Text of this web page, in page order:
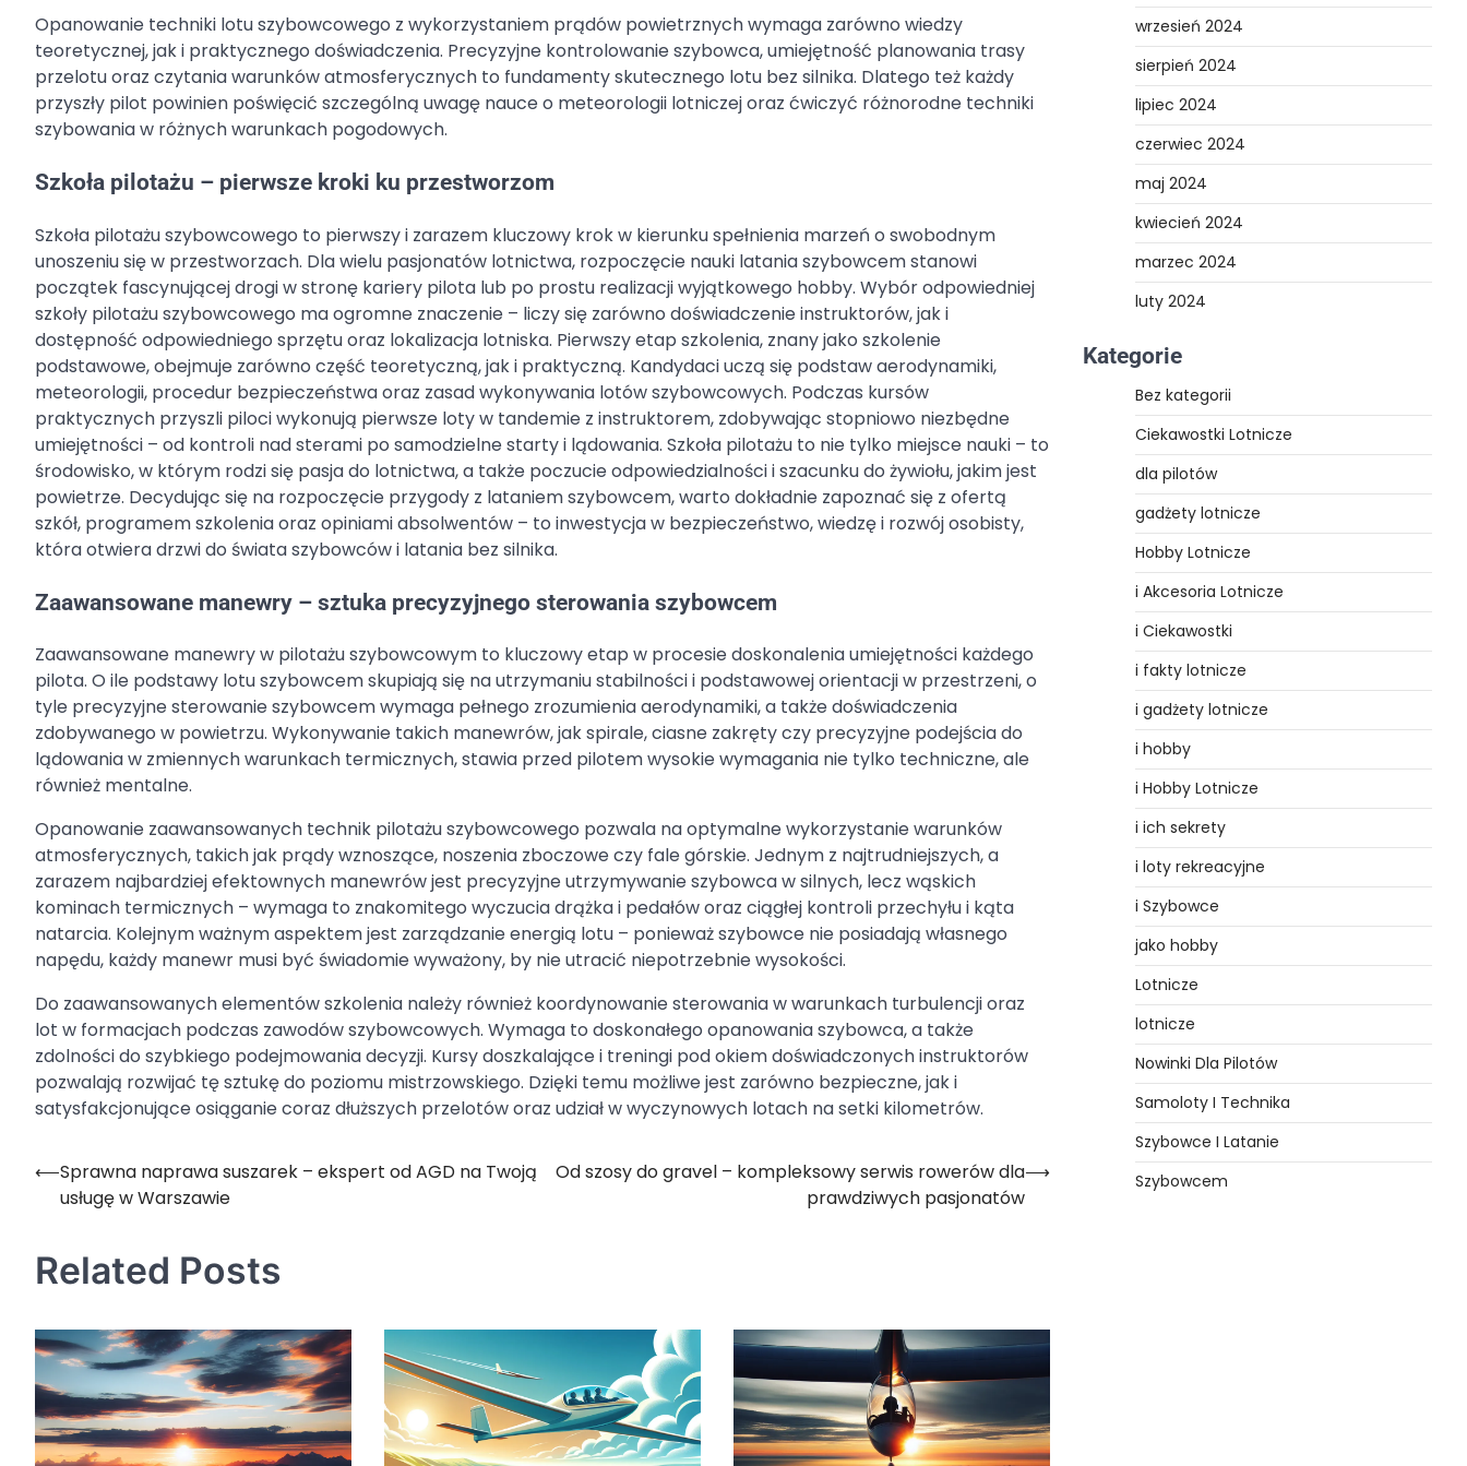
Opanowanie techniki lotu szybowcowego z wykorzystaniem prądów powietrznych wymaga zarówno wiedzy
teoretycznej, jak i praktycznego doświadczenia. Precyzyjne kontrolowanie szybowca, umiejętność planowania trasy
przelotu oraz czytania warunków atmosferycznych to fundamenty skutecznego lotu bez silnika. Dlatego też każdy
przyszły pilot powinien poświęcić szczególną uwagę nauce o meteorologii lotniczej oraz ćwiczyć różnorodne techniki
szybowania w różnych warunkach pogodowych.
Szkoła pilotażu – pierwsze kroki ku przestworzom
Szkoła pilotażu szybowcowego to pierwszy i zarazem kluczowy krok w kierunku spełnienia marzeń o swobodnym
unoszeniu się w przestworzach. Dla wielu pasjonatów lotnictwa, rozpoczęcie nauki latania szybowcem stanowi
początek fascynującej drogi w stronę kariery pilota lub po prostu realizacji wyjątkowego hobby. Wybór odpowiedniej
szkoły pilotażu szybowcowego ma ogromne znaczenie – liczy się zarówno doświadczenie instruktorów, jak i
dostępność odpowiedniego sprzętu oraz lokalizacja lotniska. Pierwszy etap szkolenia, znany jako szkolenie
podstawowe, obejmuje zarówno część teoretyczną, jak i praktyczną. Kandydaci uczą się podstaw aerodynamiki,
meteorologii, procedur bezpieczeństwa oraz zasad wykonywania lotów szybowcowych. Podczas kursów
praktycznych przyszli piloci wykonują pierwsze loty w tandemie z instruktorem, zdobywając stopniowo niezbędne
umiejętności – od kontroli nad sterami po samodzielne starty i lądowania. Szkoła pilotażu to nie tylko miejsce nauki – to
środowisko, w którym rodzi się pasja do lotnictwa, a także poczucie odpowiedzialności i szacunku do żywiołu, jakim jest
powietrze. Decydując się na rozpoczęcie przygody z lataniem szybowcem, warto dokładnie zapoznać się z ofertą
szkół, programem szkolenia oraz opiniami absolwentów – to inwestycja w bezpieczeństwo, wiedzę i rozwój osobisty,
która otwiera drzwi do świata szybowców i latania bez silnika.
Zaawansowane manewry – sztuka precyzyjnego sterowania szybowcem
Zaawansowane manewry w pilotażu szybowcowym to kluczowy etap w procesie doskonalenia umiejętności każdego
pilota. O ile podstawy lotu szybowcem skupiają się na utrzymaniu stabilności i podstawowej orientacji w przestrzeni, o
tyle precyzyjne sterowanie szybowcem wymaga pełnego zrozumienia aerodynamiki, a także doświadczenia
zdobywanego w powietrzu. Wykonywanie takich manewrów, jak spirale, ciasne zakręty czy precyzyjne podejścia do
lądowania w zmiennych warunkach termicznych, stawia przed pilotem wysokie wymagania nie tylko techniczne, ale
również mentalne.
Opanowanie zaawansowanych technik pilotażu szybowcowego pozwala na optymalne wykorzystanie warunków
atmosferycznych, takich jak prądy wznoszące, noszenia zboczowe czy fale górskie. Jednym z najtrudniejszych, a
zarazem najbardziej efektownych manewrów jest precyzyjne utrzymywanie szybowca w silnych, lecz wąskich
kominach termicznych – wymaga to znakomitego wyczucia drążka i pedałów oraz ciągłej kontroli przechyłu i kąta
natarcia. Kolejnym ważnym aspektem jest zarządzanie energią lotu – ponieważ szybowce nie posiadają własnego
napędu, każdy manewr musi być świadomie wyważony, by nie utracić niepotrzebnie wysokości.
Do zaawansowanych elementów szkolenia należy również koordynowanie sterowania w warunkach turbulencji oraz
lot w formacjach podczas zawodów szybowcowych. Wymaga to doskonałego opanowania szybowca, a także
zdolności do szybkiego podejmowania decyzji. Kursy doszkalające i treningi pod okiem doświadczonych instruktorów
pozwalają rozwijać tę sztukę do poziomu mistrzowskiego. Dzięki temu możliwe jest zarówno bezpieczne, jak i
satysfakcjonujące osiąganie coraz dłuższych przelotów oraz udział w wyczynowych lotach na setki kilometrów.
Nawigacja
wpisu
⟵Sprawna naprawa suszarek – ekspert od AGD na Twoją
usługę w Warszawie
Od szosy do gravel – kompleksowy serwis rowerów dla
prawdziwych pasjonatów
⟶
Related Posts
wrzesień 2024
sierpień 2024
lipiec 2024
czerwiec 2024
maj 2024
kwiecień 2024
marzec 2024
luty 2024
Kategorie
Bez kategorii
Ciekawostki Lotnicze
dla pilotów
gadżety lotnicze
Hobby Lotnicze
i Akcesoria Lotnicze
i Ciekawostki
i fakty lotnicze
i gadżety lotnicze
i hobby
i Hobby Lotnicze
i ich sekrety
i loty rekreacyjne
i Szybowce
jako hobby
Lotnicze
lotnicze
Nowinki Dla Pilotów
Samoloty I Technika
Szybowce I Latanie
Szybowcem